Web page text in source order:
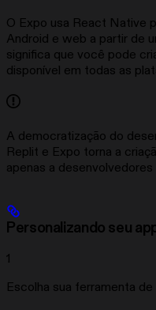
O Expo usa React Native
Android e web a partir de
significa que você pode
disponível em todas as
A democratização do
Replit e Expo torna a
apenas a desenvolvedores
Personalizando seu
1
Escolha sua ferramenta de